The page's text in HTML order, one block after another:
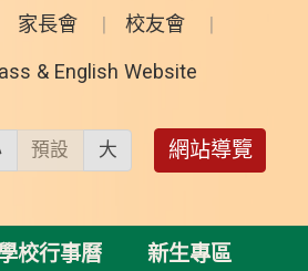
家長會 校友會
& English Website
預設 大 網站導覽
校行事曆 新生專區